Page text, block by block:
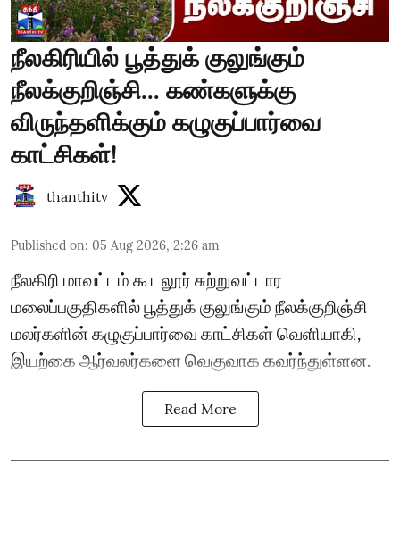
நீலகிரியில் பூத்துக் குலுங்கும்
நீலக்குறிஞ்சி... கண்களுக்கு
விருந்தளிக்கும் கழுகுப்பார்வை
காட்சிகள்!
thanthitv
Published on: 05 Aug 2026, 2:26 am
நீலகிரி மாவட்டம் கூடலூர் சுற்றுவட்டார
மலைப்பகுதிகளில் பூத்துக் குலுங்கும் நீலக்குறிஞ்சி
மலர்களின் கழுகுப்பார்வை காட்சிகள் வெளியாகி,
இயற்கை ஆர்வலர்களை வெகுவாக கவர்ந்துள்ளன.
Read More